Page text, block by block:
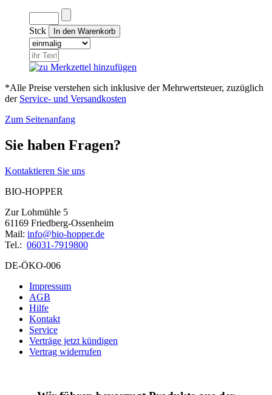
Stck
*Alle Preise verstehen sich inklusive der Mehrwertsteuer, zuzüglich
der Service- und Versandkosten
Zum Seitenanfang
Sie haben Fragen?
Kontaktieren Sie uns
BIO-HOPPER
Zur Lohmühle 5
61169 Friedberg-Ossenheim
Mail: info@bio-hopper.de
Tel.: 06031-7919800
DE-ÖKO-006
Impressum
AGB
Hilfe
Kontakt
Service
Verträge jetzt kündigen
Vertrag widerrufen